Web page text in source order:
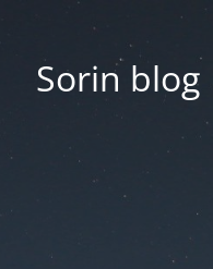
Sorin blog